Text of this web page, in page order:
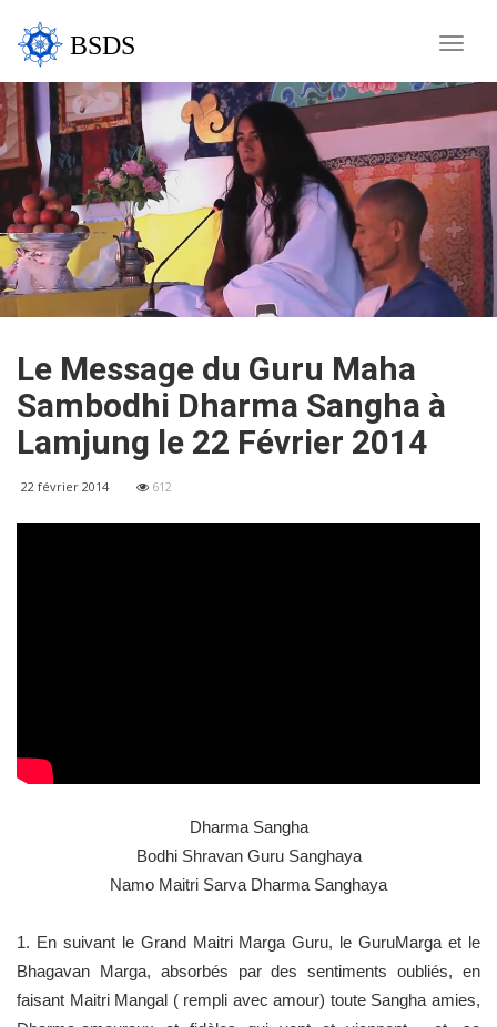
Toggle
BSDS
Le Message du Guru Maha
Sambodhi Dharma Sangha à
Lamjung le 22 Février 2014
22 février 2014 612
Dharma Sangha
Bodhi Shravan Guru Sanghaya
Namo Maitri Sarva Dharma Sanghaya
1. En suivant le Grand Maitri Marga Guru, le GuruMarga et le
Bhagavan Marga, absorbés par des sentiments oubliés, en
faisant Maitri Mangal ( rempli avec amour) toute Sangha amies,